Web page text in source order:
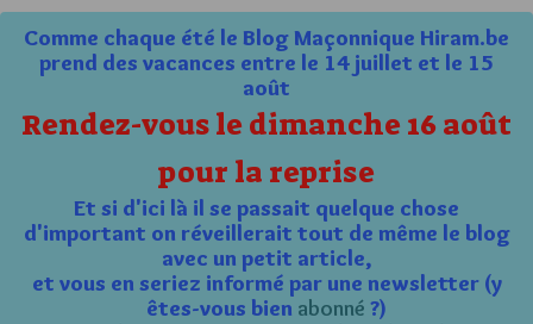
Comme chaque été le Blog Maçonnique Hiram.be
prend des vacances entre le 14 juillet et le 15
août
Rendez-vous le dimanche 16 août
pour la reprise
Et si d'ici là il se passait quelque chose
d'important on réveillerait tout de même le blog
avec un petit article,
et vous en seriez informé par une newsletter (y
êtes-vous bien abonné ?)